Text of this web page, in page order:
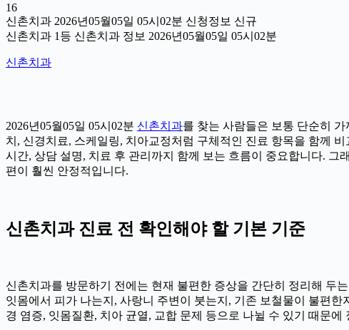
16
신촌치과 2026년05월05일 05시02분 신청정보 신규
신촌치과 1등 신촌치과 정보 2026년05월05일 05시02분
신촌치과
2026년05월05일 05시02분 신촌치과를 찾는 사람들은 보통 단순히
치, 신경치료, 스케일링, 치아교정처럼 구체적인 진료 항목을 함께
시간, 상담 설명, 치료 후 관리까지 함께 보는 흐름이 중요합니다.
편이 훨씬 안정적입니다.
신촌치과 진료 전 확인해야 할 기본 기준
신촌치과를 방문하기 전에는 현재 불편한 증상을 간단히 정리해 두
잇몸에서 피가 나는지, 사랑니 주변이 붓는지, 기존 보철물이 불편
경 염증, 잇몸질환, 치아 균열, 교합 문제 등으로 나뉠 수 있기 때문에